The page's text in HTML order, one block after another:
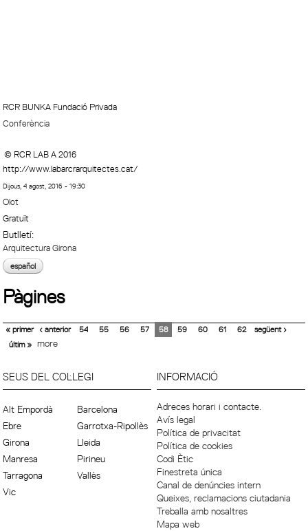
RCR BUNKA Fundació Privada
Conferència
© RCR LAB A 2016
http://www.labarcrarquitectes.cat/
Dijous, 4 agost, 2016 - 19:30
Olot
Gratuït
Butlletí:
Arquitectura Girona
español
Pàgines
« primer ‹ anterior 54 55 56 57 58 59 60 61 62
següent ›
últim » more
SEUS DEL COL·LEGI
Alt Empordà
Barcelona
Ebre
Garrotxa-Ripollès
Girona
Lleida
Manresa
Pirineu
Tarragona
Vallès
Vic
INFORMACIÓ
Adreces horari i contacte.
Avís legal
Política de privacitat
Política de cookies
Codi Ètic
Finestreta única
Canal de denúncies intern
Queixes, reclamacions ciutadania
Treballa amb nosaltres
Mapa web